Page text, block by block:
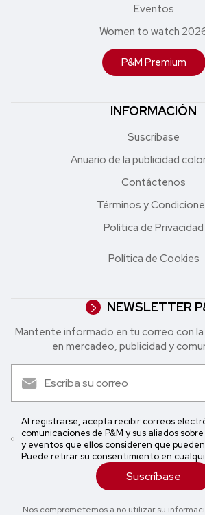
Eventos
Women to watch
P&M Premium
INFORMACIÓN
Suscríbase
Anuario de la publicidad
Contáctenos
Términos y
Política de Privacidad
Política de Cookies
NEWSLETTER
Mantente informado en tu correo con
en mercadeo, publicidad y
Al registrarse, acepta recibir correos
comunicaciones de P&M y sus aliados
y eventos que ellos consideren que
Puede retirar su consentimiento en
Suscríbase
Nos comprometemos a no utilizar su